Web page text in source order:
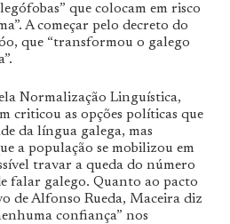
que colocam em risco
A começar pelo decreto do
que “transformou o galego
Normalização Linguística,
criticou as opções políticas que
da língua galega, mas
a população se mobilizou em
travar a queda do número
falar galego. Quanto ao pacto
de Alfonso Rueda, Maceira diz
confiança” nos